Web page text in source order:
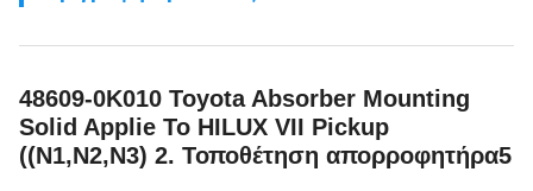
48609-0K010 Toyota Absorber Mounting
Solid Applie To HILUX VII Pickup
((N1,N2,N3) 2. Τοποθέτηση απορροφητήρα5